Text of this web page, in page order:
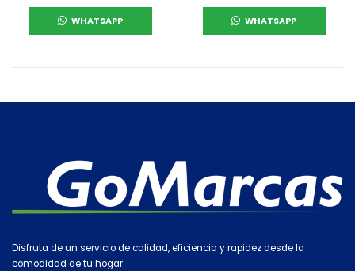
WHATSAPP WHATSAPP
Disfruta de un servicio de calidad, eficiencia y rapidez desde la
comodidad de tu hogar.